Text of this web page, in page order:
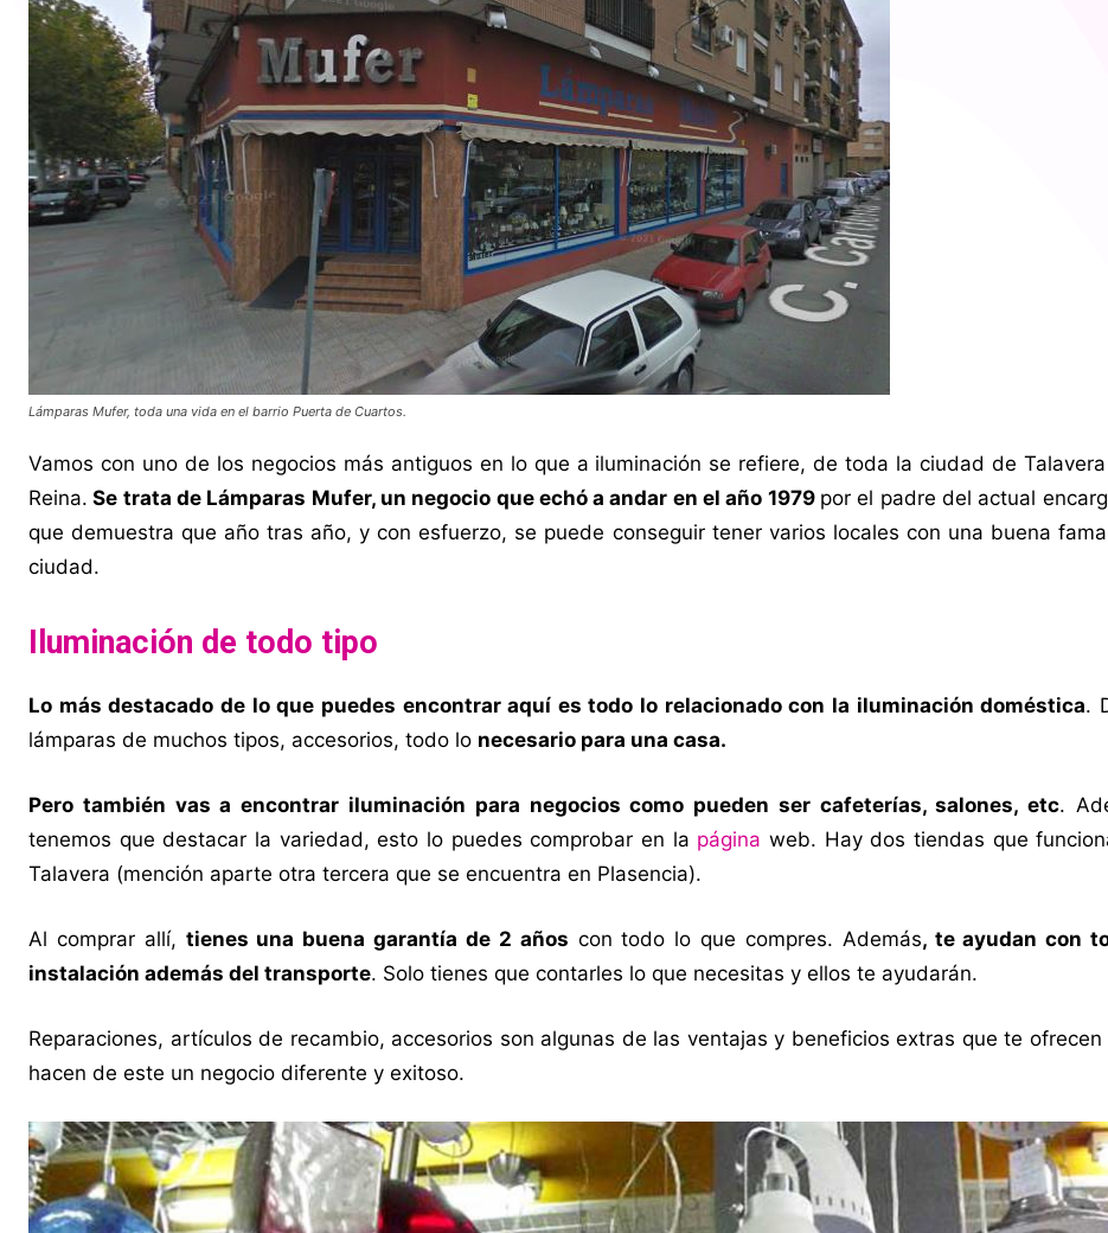
Lámparas Mufer, toda una vida en el barrio Puerta de Cuartos.
Vamos con uno de los negocios más antiguos en lo que a iluminación se refiere, de toda la ciudad de
Reina. Se trata de Lámparas Mufer, un negocio que echó a andar en el año 1979 por el padre del actual
que demuestra que año tras año, y con esfuerzo, se puede conseguir tener varios locales con una buena
ciudad.
Iluminación de todo tipo
Lo más destacado de lo que puedes encontrar aquí es todo lo relacionado con la iluminación doméstica.
lámparas de muchos tipos, accesorios, todo lo necesario para una casa.
Pero también vas a encontrar iluminación para negocios como pueden ser cafeterías, salones, etc.
tenemos que destacar la variedad, esto lo puedes comprobar en la página web. Hay dos tiendas que
Talavera (mención aparte otra tercera que se encuentra en Plasencia).
Al comprar allí, tienes una buena garantía de 2 años con todo lo que compres. Además, te ayudan con
instalación además del transporte. Solo tienes que contarles lo que necesitas y ellos te ayudarán.
Reparaciones, artículos de recambio, accesorios son algunas de las ventajas y beneficios extras que te ofrecen
hacen de este un negocio diferente y exitoso.